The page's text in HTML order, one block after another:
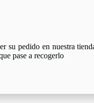
su pedido en nuestra
pase a recogerlo